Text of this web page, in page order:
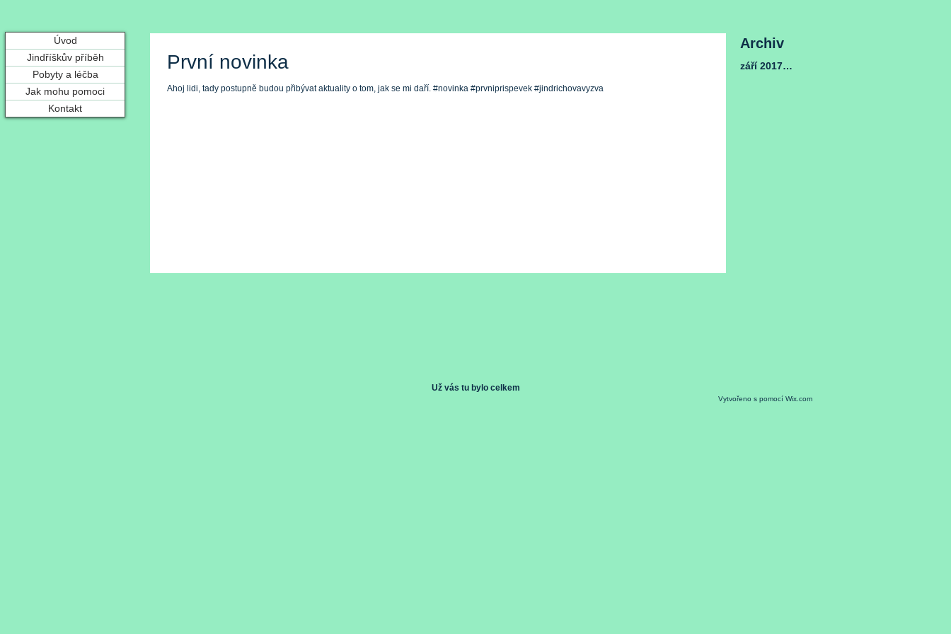
První novinka
Ahoj lidi, tady postupně budou přibývat aktuality o tom, jak se mi daří. #novinka #prvniprispevek #jindrichovavyzva
Archiv
září 2017
(1)
Úvod
Jindříškův příběh
Pobyty a léčba
Jak mohu pomoci
Kontakt
Už vás tu bylo celkem
Vytvořeno s pomocí Wix.com